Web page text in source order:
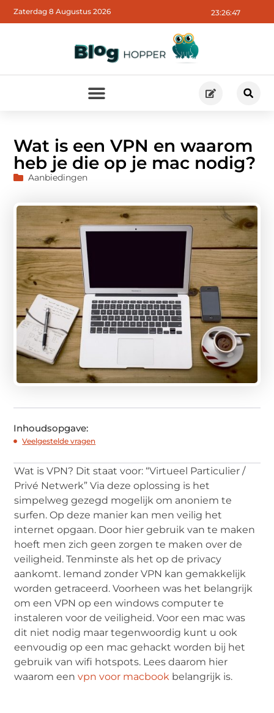
23:26:49
Zaterdag 8 Augustus 2026
Wat is een VPN en waarom
heb je die op je mac nodig?
Aanbiedingen
Inhoudsopgave:
Veelgestelde vragen
Wat is VPN? Dit staat voor: “Virtueel Particulier /
Privé Netwerk” Via deze oplossing is het
simpelweg gezegd mogelijk om anoniem te
surfen. Op deze manier kan men veilig het
internet opgaan. Door hier gebruik van te maken
hoeft men zich geen zorgen te maken over de
veiligheid. Tenminste als het op de privacy
aankomt. Iemand zonder VPN kan gemakkelijk
worden getraceerd. Voorheen was het belangrijk
om een VPN op een windows computer te
instaleren voor de veiligheid. Voor een mac was
dit niet nodig maar tegenwoordig kunt u ook
eenvoudig op een mac gehackt worden bij het
gebruik van wifi hotspots. Lees daarom hier
waarom eenvpn voor macbook belangrijk is.